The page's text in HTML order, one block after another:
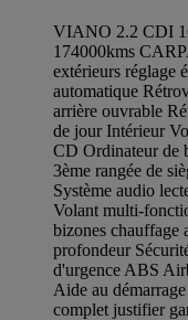
VIANO 2.2 CDI
174000kms
extérieurs réglage
automatique
arrière ouvrable
de jour Intérieur
CD Ordinateur de
3ème rangée de
Système audio
Volant multi-
bizones chauffage
profondeur
d'urgence ABS
Aide au
complet justifier